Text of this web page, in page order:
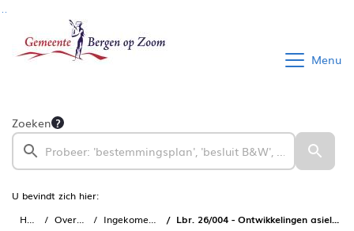
Ga naar de inhoud van deze pagina
Ga naar het zoeken
Ga naar het menu
Menu
Zoeken
U bevindt zich hier:
Home
Overzichten Ingekomen stukken Lbr. 26/004 - Ontwikkelingen asiel en Oekraïne-opvang